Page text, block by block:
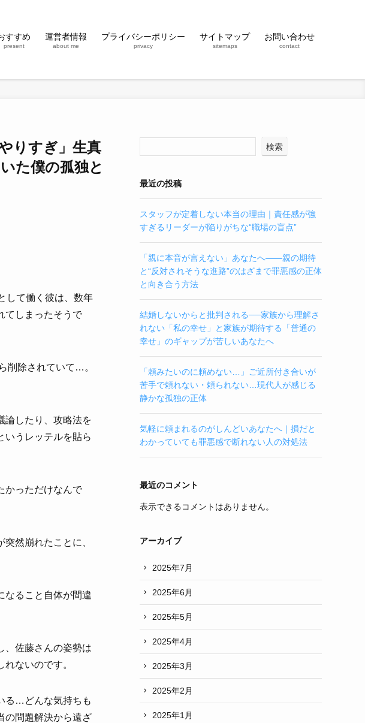
すすめ
present
運営者情報
about me
プライバシーポリシー
privacy
サイトマップ
sitemaps
お問い合わせ
contact
りすぎ」生真
た僕の孤独と
して働く彼は、数年
てしまったそうで
削除されていて…。
論したり、攻略法を
いうレッテルを貼ら
かっただけなんで
然崩れたことに、
なること自体が間違
、佐藤さんの姿勢は
ないのです。
る…どんな気持ちも
の問題解決から遠ざ
検索
最近の投稿
スタッフが定着しない本当の理由｜責任感が強
すぎるリーダーが陥りがちな“職場の盲点”
「親に本音が言えない」あなたへ——親の期待
と“反対されそうな進路”のはざまで罪悪感の正体
と向き合う方法
結婚しないからと批判される──家族から理解さ
れない「私の幸せ」と家族が期待する「普通の
幸せ」のギャップが苦しいあなたへ
「頼みたいのに頼めない…」ご近所付き合いが
苦手で頼れない・頼られない…現代人が感じる
静かな孤独の正体
気軽に頼まれるのがしんどいあなたへ｜損だと
わかっていても罪悪感で断れない人の対処法
最近のコメント
表示できるコメントはありません。
アーカイブ
2025年7月
2025年6月
2025年5月
2025年4月
2025年3月
2025年2月
2025年1月